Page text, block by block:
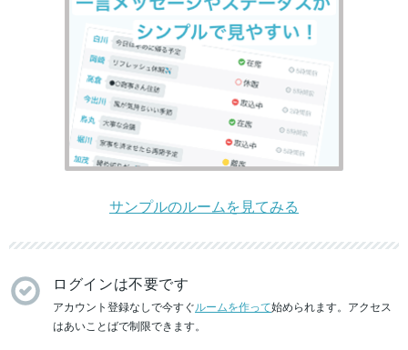
サンプルのルームを見てみる
ログインは不要です
アカウント登録なしで今すぐルームを作って始められます。アクセス
はあいことばで制限できます。